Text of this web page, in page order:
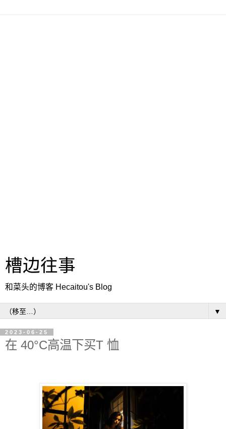
槽边往事
和菜头的博客 Hecaitou's Blog
▼
2023-06-25
在 40°C高温下买T 恤